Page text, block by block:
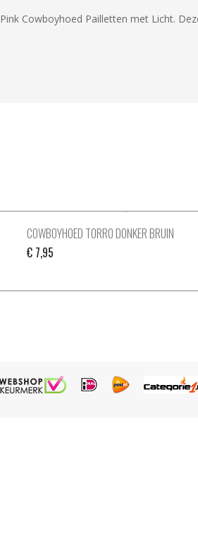
Pink Cowboyhoed Pailletten met Licht.
COWBOYHOED TORRO DONKER BRUIN
€ 7,95